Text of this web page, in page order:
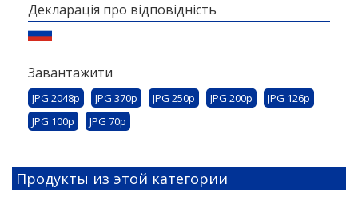
Декларація про відповідність
Завантажити
JPG 2048p JPG 370p JPG 250p JPG 200p
JPG 126p
JPG 100p
JPG 70p
Продукты из этой категории